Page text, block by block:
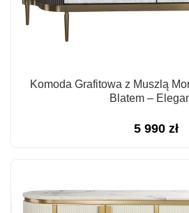
Komoda Grafitowa z Muszlą
Blatem –
5 990 zł